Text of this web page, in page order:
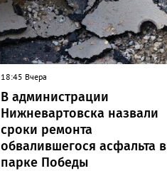
18:45 Вчера
В администрации
Нижневартовска назвали
сроки ремонта
обвалившегося асфальта в
парке Победы